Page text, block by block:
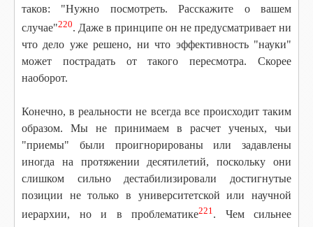
таков: "Нужно посмотреть. Расскажите о вашем
случае"220. Даже в принципе он не предусматривает ни
что дело уже решено, ни что эффективность "науки"
может пострадать от такого пересмотра. Скорее
наоборот.
Конечно, в реальности не всегда все происходит таким
образом. Мы не принимаем в расчет ученых, чьи
"приемы" были проигнорированы или задавлены
иногда на протяжении десятилетий, поскольку они
слишком сильно дестабилизировали достигнутые
позиции не только в университетской или научной
иерархии, но и в проблематике221. Чем сильнее